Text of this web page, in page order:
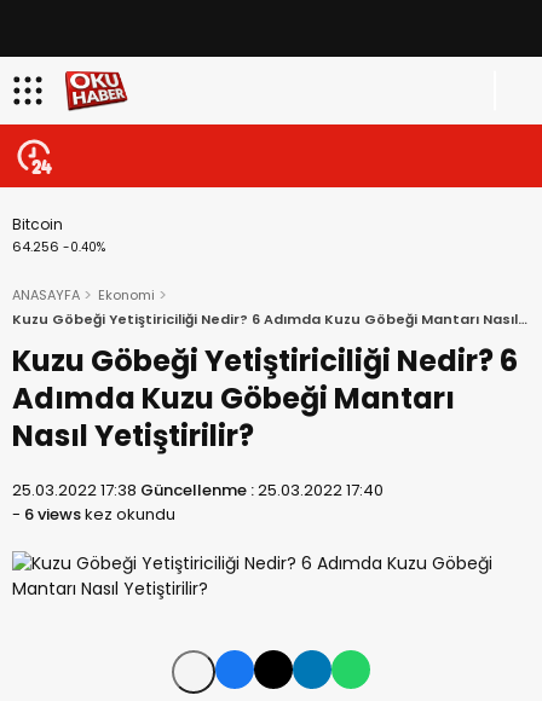
Bitcoin
64.256 -0.40%
ANASAYFA
Ekonomi
Kuzu Göbeği Yetiştiriciliği Nedir? 6 Adımda Kuzu Göbeği Mantarı Nasıl
Kuzu Göbeği Yetiştiriciliği Nedir? 6
Adımda Kuzu Göbeği Mantarı
Nasıl Yetiştirilir?
25.03.2022 17:38 Güncellenme :25.03.2022 17:40
- 6 viewskez okundu